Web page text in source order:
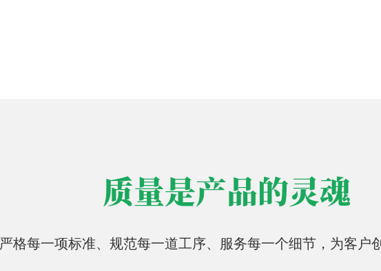
质量是产品的灵魂
严格每一项标准、规范每一道工序、服务每一个细节，为客户